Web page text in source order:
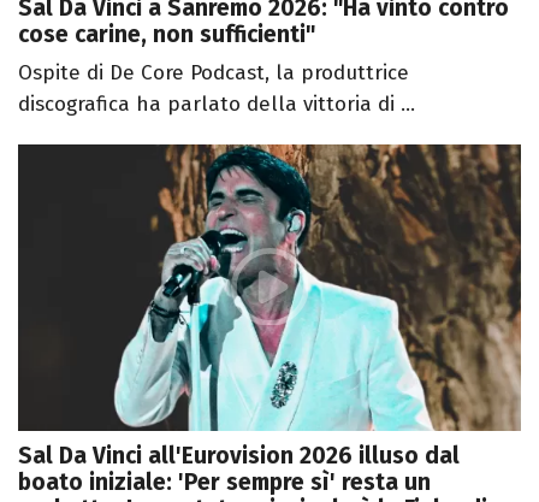
Sal Da Vinci a Sanremo 2026: "Ha vinto contro
cose carine, non sufficienti"
Ospite di De Core Podcast, la produttrice
discografica ha parlato della vittoria di ...
Sal Da Vinci all'Eurovision 2026 illuso dal
boato iniziale: 'Per sempre sì' resta un